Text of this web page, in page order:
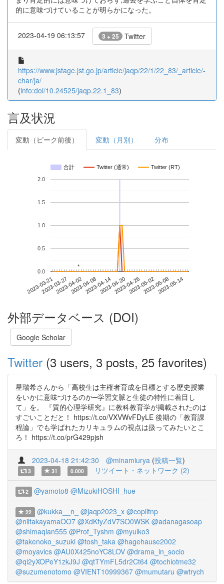
的に意味づけていることが明らかになった。
2023-04-19 06:13:57 3 + 25 Twitter
https://www.jstage.jst.go.jp/article/jaqp/22/1/22_83/_article/-
char/ja/
(info:doi/10.24525/jaqp.22.1_83)
言及状況
変動（ピーク前後） 変動（月別） 分布
合計 Twitter (通常) Twitter (RT)
2023-03-212023-03-272023-04-022023-04-082023-04-142023-04-202023-04-262023-05-022023-05-082023-05-14
0.0
0.5
1.0
1.5
2.0
**
外部データベース (DOI)
Google Scholar
Twitter (3 users, 3 posts, 25 favorites)
星瑞希さんから「高校生は主権者育成を目標とする歴史授業
をいかに意味づけるのか─学習文脈と生徒の特性に着目し
て」を。 『質的心理学研究』に教科教育学が掲載されたのは
すごいことだと！ https://t.co/VXVWvFDyLE 後期の「教育課
程論」でも学ばれたカリキュラムの視点は扱ってみたいとこ
ろ！ https://t.co/prG429pjsh
2023-04-18 21:42:30 @minamiurya (投稿一覧)
3 31 0.000 リツイート・ネットワーク (2)
2 @yamoto8 @MizukiHOSHI_hue
22 @kukka__n_ @jaqp2023_x @coplitnp
@niitakayamaOO7 @XdKfyZdV7SO0WSK @adanagasoap
@shimaqian555 @Prof_Tyshm @myuiko3
@takenoko_suzuki @tosh_taka @hagehause2002
@moyavics @AU0X425noYC8LOV @drama_in_socio
@qi2yXOPeY1zkJ9J @qtTYmFL5dr2Ct64 @tochiotme32
@suzumenotomo @VIENT10999367 @mumutaru @wtrych